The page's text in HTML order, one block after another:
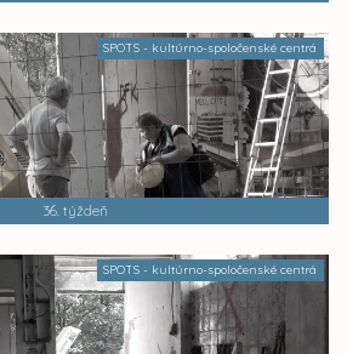
SPOTS - kultúrno-spoločenské centrá
36. týždeň
SPOTS - kultúrno-spoločenské centrá